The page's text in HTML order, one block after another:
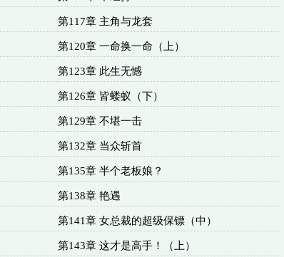
第117章 主角与龙套
第120章 一命换一命（上）
第123章 此生无憾
第126章 皆蝼蚁（下）
第129章 不堪一击
第132章 当众斩首
第135章 半个老板娘？
第138章 艳遇
第141章 女总裁的超级保镖（中）
第143章 这才是高手！（上）